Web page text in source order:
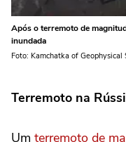
Após o terremoto de
inundada
Foto: Kamchatka of
Terremoto na
Um terremoto de